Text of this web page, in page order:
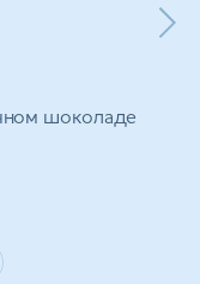
шоколаде